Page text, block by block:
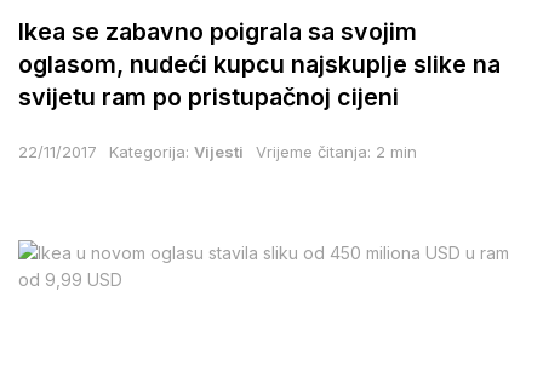
Ikea se zabavno poigrala sa svojim
oglasom, nudeći kupcu najskuplje slike na
svijetu ram po pristupačnoj cijeni
22/11/2017 Kategorija: Vijesti Vrijeme čitanja: 2 min